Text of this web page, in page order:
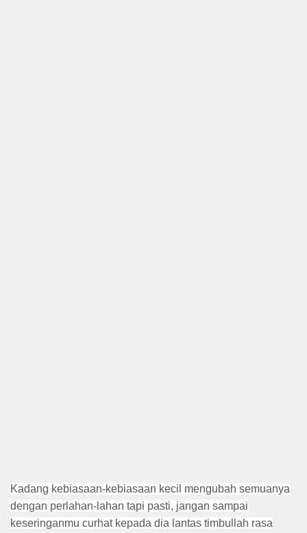
Kadang kebiasaan-kebiasaan kecil mengubah semuanya
dengan perlahan-lahan tapi pasti, jangan sampai
keseringanmu curhat kepada dia lantas timbullah rasa